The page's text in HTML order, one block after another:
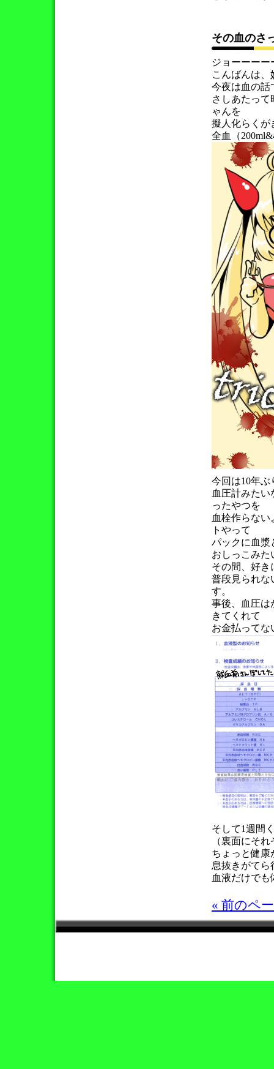
その血のさ
ジョーーー
こんばんは
今夜は血の話
さしあたっ
ゃんを
擬人化らくが
全血（
今回は10年
血圧計みた
ったやつを
血栓作らな
トやって
パックに血漿
おしっこみた
その間、好き
普段見られな
す。
事後、血圧は
きてくれて
お金払って
そして1週間
（裏面にそ
ちょっと健康
息抜きがてら
血液だけで
« 前のペ